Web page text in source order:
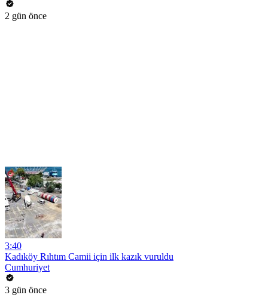
2 gün önce
3:40
Kadıköy Rıhtım Camii için ilk kazık vuruldu
Cumhuriyet
3 gün önce